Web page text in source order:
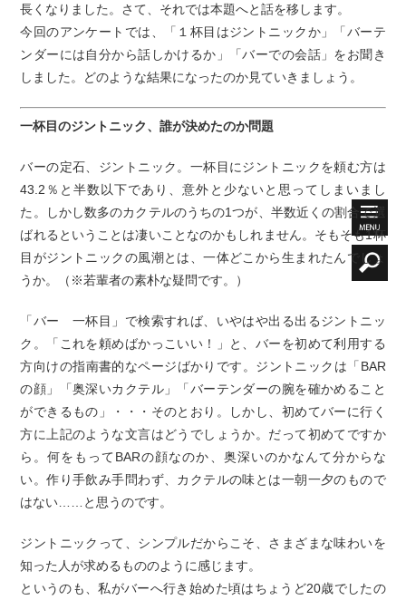
長くなりました。さて、それでは本題へと話を移します。
今回のアンケートでは、「１杯目はジントニックか」「バーテ
ンダーには自分から話しかけるか」「バーでの会話」をお聞き
しました。どのような結果になったのか見ていきましょう。
一杯目のジントニック、誰が決めたのか問題
バーの定石、ジントニック。一杯目にジントニックを頼む方は
43.2％と半数以下であり、意外と少ないと思ってしまいまし
た。しかし数多のカクテルのうちの1つが、半数近くの割合で選
ばれるということは凄いことなのかもしれません。そもそも1杯
目がジントニックの風潮とは、一体どこから生まれたんでしょ
うか。（※若輩者の素朴な疑問です。）
「バー 一杯目」で検索すれば、いやはや出る出るジントニッ
ク。「これを頼めばかっこいい！」と、バーを初めて利用する
方向けの指南書的なページばかりです。ジントニックは「BAR
の顔」「奥深いカクテル」「バーテンダーの腕を確かめること
ができるもの」・・・そのとおり。しかし、初めてバーに行く
方に上記のような文言はどうでしょうか。だって初めてですか
ら。何をもってBARの顔なのか、奥深いのかなんて分からな
い。作り手飲み手問わず、カクテルの味とは一朝一夕のもので
はない……と思うのです。
ジントニックって、シンプルだからこそ、さまざまな味わいを
知った人が求めるもののように感じます。
というのも、私がバーへ行き始めた頃はちょうど20歳でしたの